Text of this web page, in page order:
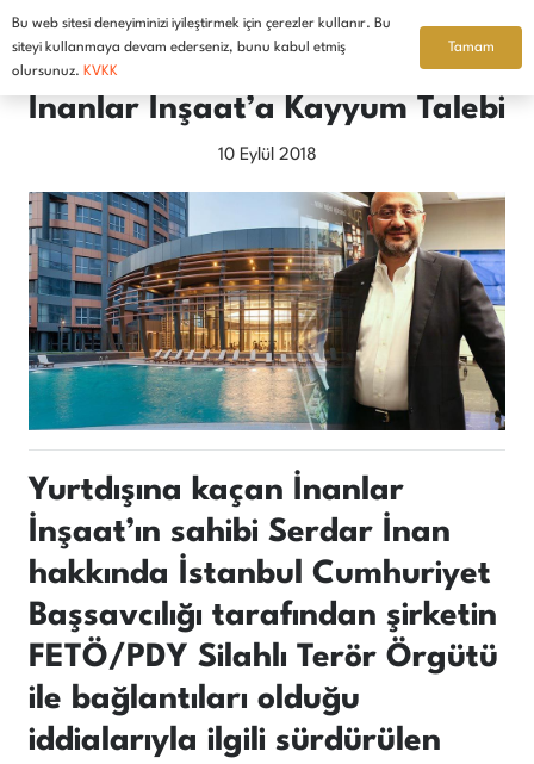
Türkçe
İnanlar İnşaat’a Kayyum Talebi
10 Eylül 2018
Yurtdışına kaçan İnanlar
İnşaat’ın sahibi Serdar İnan
hakkında İstanbul Cumhuriyet
Başsavcılığı tarafından şirketin
FETÖ/PDY Silahlı Terör Örgütü
ile bağlantıları olduğu
iddialarıyla ilgili sürdürülen
Bu web sitesi deneyiminizi iyileştirmek için çerezler kullanır. Bu
siteyi kullanmaya devam ederseniz, bunu kabul etmiş
olursunuz. KVKK
Tamam